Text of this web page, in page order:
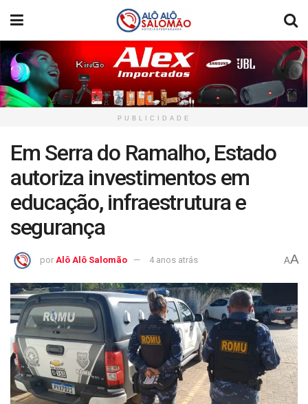
PUBLICIDADE
Em Serra do Ramalho, Estado
autoriza investimentos em
educação, infraestrutura e
segurança
por Alô Alô Salomão 4 anos atrás AA